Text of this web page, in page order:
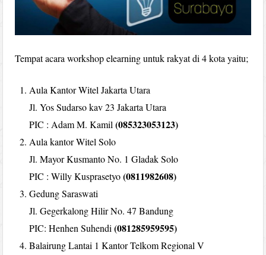
Tempat acara workshop elearning untuk rakyat di 4 kota yaitu;
Aula Kantor Witel Jakarta Utara
Jl. Yos Sudarso kav 23 Jakarta Utara
PIC : Adam M. Kamil(085323053123)
Aula kantor Witel Solo
Jl. Mayor Kusmanto No. 1 Gladak Solo
PIC : Willy Kusprasetyo(0811982608)
Gedung Saraswati
Jl. Gegerkalong Hilir No. 47 Bandung
PIC: Henhen Suhendi(081285959595)
Balairung Lantai 1 Kantor Telkom Regional V